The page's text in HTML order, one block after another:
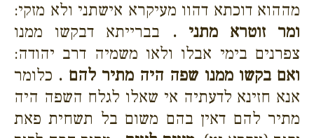
מההוא דוכתא דהוו מעיקרא אישתני ולא מזקי:
ומר זוטרא מתני . בברייתא דבקשו ממנו
צפרנים בימי אבלו ולאו משמיה דרב יהודה:
ואם בקשו ממנו שפה היה מתיר להם . כלומר
אנא חזינא לדעתיה אי שאלו לגלח השפה היה
מתיר להם דאין בהם משום בל תשחית פאת